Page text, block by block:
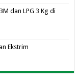
dan LPG 3 Kg di
Ekstrim